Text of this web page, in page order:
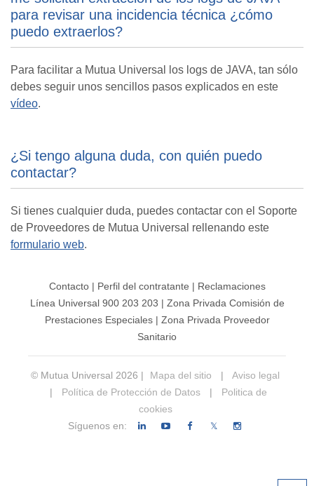
para revisar una incidencia técnica ¿cómo
puedo extraerlos?
Para facilitar a Mutua Universal los logs de JAVA, tan sólo
debes seguir unos sencillos pasos explicados en este
vídeo.
¿Si tengo alguna duda, con quién puedo
contactar?
Si tienes cualquier duda, puedes contactar con el Soporte
de Proveedores de Mutua Universal rellenando este
formulario web.
Contacto| Perfil del contratante | Reclamaciones
Línea Universal 900 203 203 | Zona Privada Comisión de
Prestaciones Especiales| Zona Privada Proveedor
Sanitario
© Mutua Universal 2026 | Mapa del sitio |
Aviso legal
|
Política de Protección de Datos |
Politica de
cookies
Síguenos en:
𝕏